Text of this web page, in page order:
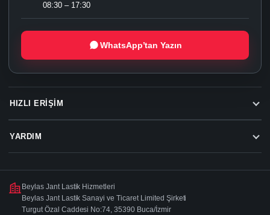
HIZLI ERIŞIM
YARDIM
08:30 – 17:30
WhatsApp’tan Yazın
Beylas Jant Lastik Hizmetleri
Beylas Jant Lastik Sanayi ve Ticaret Limited Şirketi
Turgut Özal Caddesi No:74, 35390 Buca/İzmir